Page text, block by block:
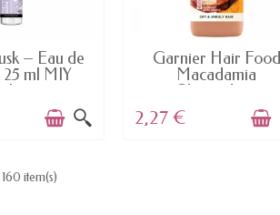
– Eau de
25 ml MIY
AVAILABLE
Garnier Hair Food
Macadamia
Glättendes...
2,27 €
item(s)